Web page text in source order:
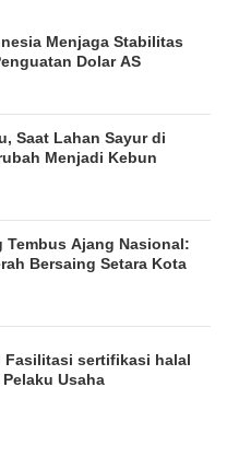
Menjaga Stabilitas
Dolar AS
Saat Lahan Sayur di
Menjadi Kebun
Tembus Ajang Nasional:
Bersaing Setara Kota
Fasilitasi sertifikasi halal
Usaha